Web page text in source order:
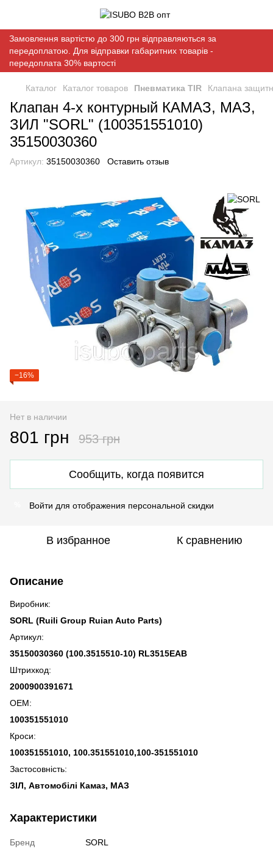
Замовлення вартістю до 300 грн відправляються за
передоплатою. Для відправки габаритних товарів -
передоплата 30% вартості
Каталог Каталог товаров Пневматика TIR Клапана
Клапан 4-х контурный КАМАЗ, МАЗ,
ЗИЛ "SORL" (100351551010)
35150030360
Артикул: 35150030360 Оставить отзыв
−16%
Нет в наличии
801 грн 953 грн
Сообщить, когда появится
Войти для отображения персональной скидки
В избранное К сравнению
Описание
Виробник:
SORL (Ruili Group Ruian Auto Parts)
Артикул:
35150030360 (100.3515510-10) RL3515EAB
Штрихкод:
2000900391671
OEM:
100351551010
Кроси:
100351551010, 100.351551010,100-351551010
Застосовність:
ЗІЛ, Автомобілі Камаз, МАЗ
Характеристики
Бренд SORL